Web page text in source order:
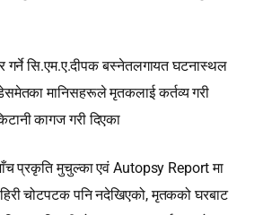
गर्ने सि.एम.ए.दीपक बस्नेतलगायत घटनास्थल
मानिसहरूले मृतकलाई कर्तव्य गरी
कागज गरी दिएका
प्रकृति मुचुल्का एवं Autopsy Report मा
चोटपटक पनि नदेखिएको, मृतकको घरबाट